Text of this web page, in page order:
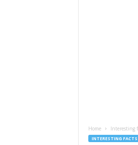
Home Interesting
INTERESTING FACTS